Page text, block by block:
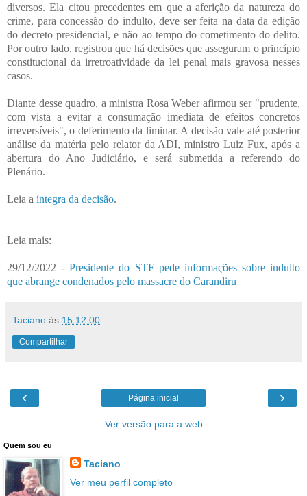
diversos. Ela citou precedentes em que a aferição da natureza do
crime, para concessão do indulto, deve ser feita na data da edição
do decreto presidencial, e não ao tempo do cometimento do delito.
Por outro lado, registrou que há decisões que asseguram o princípio
constitucional da irretroatividade da lei penal mais gravosa nesses
casos.
Diante desse quadro, a ministra Rosa Weber afirmou ser "prudente,
com vista a evitar a consumação imediata de efeitos concretos
irreversíveis", o deferimento da liminar. A decisão vale até posterior
análise da matéria pelo relator da ADI, ministro Luiz Fux, após a
abertura do Ano Judiciário, e será submetida a referendo do
Plenário.
Leia a íntegra da decisão.
Leia mais:
29/12/2022 -Presidente do STF pede informações sobre indulto
que abrange condenados pelo massacre do Carandiru
Taciano às 15:12:00
Compartilhar
‹ ›
Página inicial
Ver versão para a web
Quem sou eu
Taciano
Ver meu perfil completo